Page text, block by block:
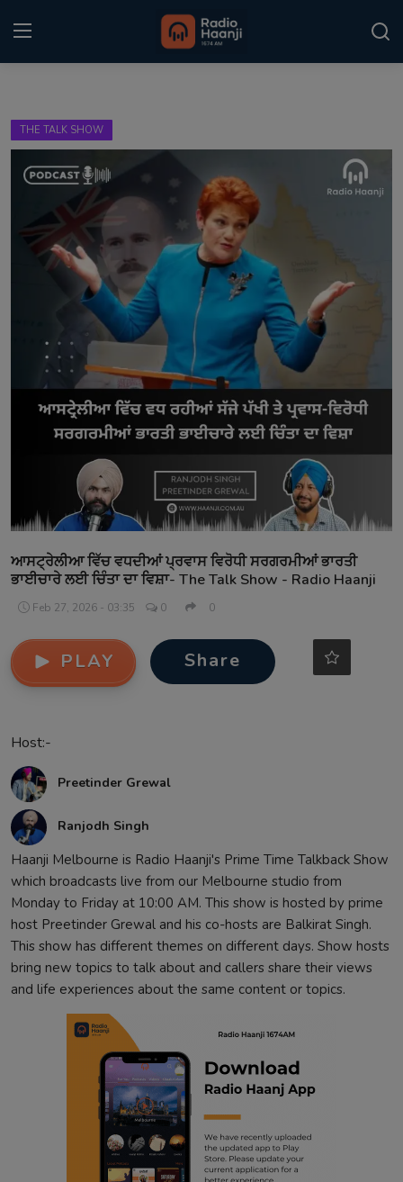
Home
Punjabi Podcast
Kitaab Kahani
Gallery
Matrimonial
Event
Contact
THE TALK SHOW
ਆਸਟ੍ਰੇਲੀਆ ਵਿੱਚ ਵਧਦੀਆਂ ਪ੍ਰਵਾਸ ਵਿਰੋਧੀ ਸਰਗਰਮੀਆਂ ਭਾਰਤੀ
ਭਾਈਚਾਰੇ ਲਈ ਚਿੰਤਾ ਦਾ ਵਿਸ਼ਾ- The Talk Show - Radio Haanji
Feb 27, 2026 - 03:35 0 0
PLAY Share
Host:-
Preetinder Grewal
Ranjodh Singh
Haanji Melbourne is Radio Haanji's Prime Time Talkback Show
which broadcasts live from our Melbourne studio from
Monday to Friday at 10:00 AM. This show is hosted by prime
host Preetinder Grewal and his co-hosts are Balkirat Singh.
This show has different themes on different days. Show hosts
bring new topics to talk about and callers share their views
and life experiences about the same content or topics.